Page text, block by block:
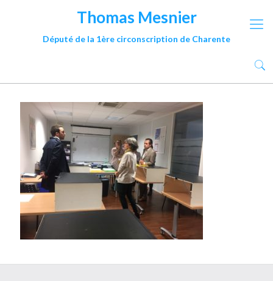
Thomas Mesnier
Député de la 1ère circonscription de Charente